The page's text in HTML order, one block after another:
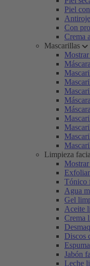
Piel
Con
Crema
Mascarillas
Limpieza
Tónico
Agua
Gel
Aceite
Crema
Discos
Jabón
Leche